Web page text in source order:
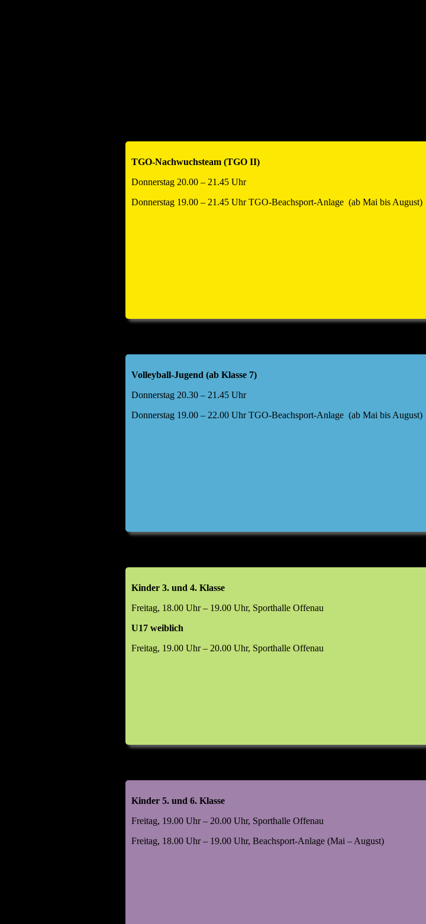
TGO-Nachwuchsteam (TGO II)
Donnerstag 20.00 – 21.45 Uhr
Donnerstag 19.00 – 21.45 Uhr TGO-Beachsport-Anlage (ab Mai bis August)
Volleyball-Jugend (ab Klasse 7)
Donnerstag 20.30 – 21.45 Uhr
Donnerstag 19.00 – 22.00 Uhr TGO-Beachsport-Anlage (ab Mai bis August)
Kinder 3. und 4. Klasse
Freitag, 18.00 Uhr – 19.00 Uhr, Sporthalle Offenau
U17 weiblich
Freitag, 19.00 Uhr – 20.00 Uhr, Sporthalle Offenau
Kinder 5. und 6. Klasse
Freitag, 19.00 Uhr – 20.00 Uhr, Sporthalle Offenau
Freitag, 18.00 Uhr – 19.00 Uhr, Beachsport-Anlage (Mai – August)